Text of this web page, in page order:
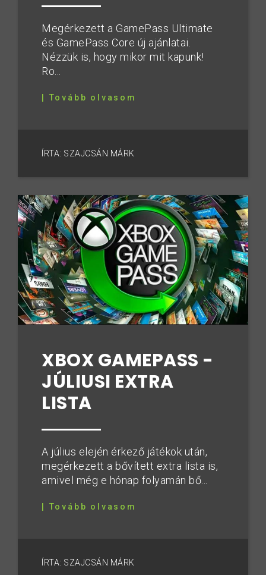
Megérkezett a GamePass Ultimate
és GamePass Core új ajánlatai.
Nézzük is, hogy mikor mit kapunk!
Ro...
| Tovább olvasom
ÍRTA: SZAJCSÁN MÁRK
XBOX GAMEPASS -
JÚLIUSI EXTRA
LISTA
A július elején érkező játékok után,
megérkezett a bővített extra lista is,
amivel még e hónap folyamán bő...
| Tovább olvasom
ÍRTA: SZAJCSÁN MÁRK